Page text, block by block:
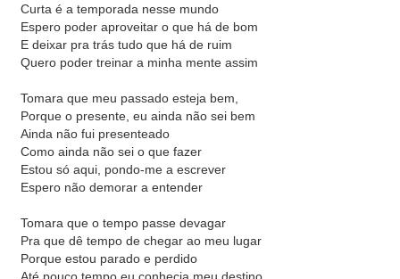
Curta é a temporada nesse mundo
Espero poder aproveitar o que há de bom
E deixar pra trás tudo que há de ruim
Quero poder treinar a minha mente assim
Tomara que meu passado esteja bem,
Porque o presente, eu ainda não sei bem
Ainda não fui presenteado
Como ainda não sei o que fazer
Estou só aqui, pondo-me a escrever
Espero não demorar a entender
Tomara que o tempo passe devagar
Pra que dê tempo de chegar ao meu lugar
Porque estou parado e perdido